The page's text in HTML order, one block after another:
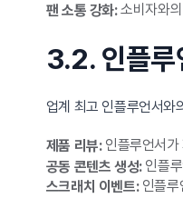
팬 소통 강화:소비자와
3.2. 인플루
업계 최고 인플루언서와
제품 리뷰:인플루언서가
공동 콘텐츠 생성:인플루
스크래치 이벤트:인플루